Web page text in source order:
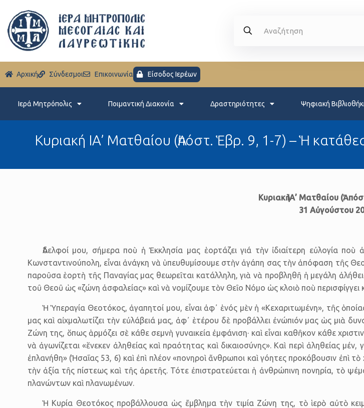
Aρχική Σύνδεσμοι Eπικοινωνία Είσοδος Ιερέων
Ιερά Μητρόπολις Ποιμαντική Διακονία Δραστηριότητες Ψηφιακή
Κυριακή ΙΑ’ Ματθαίου (Ἀπόστ. Ἑβρ. 9, 1-7) – Ἡ
Κυριακὴ ΙΑ’ Ματθαίου
31 Αὐγούστου
Ἀδελφοί μου, σήμερα ποὺ ἡ Ἐκκλησία μας ἑορτάζει γιά τὴν ἰδιαίτερη εὐλογία
Κωνσταντινούπολη, εἶναι ἀνάγκη νὰ ὑπευθυμίσουμε στὴν ἀγάπη σας τὴν ἀπόφαση τῆς
παροῦσα ἑορτὴ τῆς Παναγίας μας θεωρεῖται κατάλληλη, γιὰ νὰ προβληθῆ ἡ μεγάλη
τοῦ Θεοῦ ὡς «ζώνη ἀσφαλείας» καὶ νὰ νομίζουμε τὸν Θεῖο Νόμο ὡς κλοιὸ ποὺ περισφίγγει
Ἡ Ὑπεραγία Θεοτόκος, ἀγαπητοί μου, εἶναι ἀφ᾿ ἑνός μὲν ἡ «Κεχαριτωμένη», τῆς
μας καὶ αἰχμαλωτίζει τὴν εὐλάβειά μας, ἀφ᾿ ἑτέρου δὲ προβάλλει ἐνώπιόν μας ὡς μιὰ
Ζώνη της, ὅπως ἁρμόζει σὲ κάθε σεμνὴ γυναικεία ἐμφάνιση· καὶ εἶναι καθῆκον κάθε
νὰ ἀγωνίζεται «ἕνεκεν ἀληθείας καὶ πραότητας καὶ δικαιοσύνης». Καὶ περὶ ἀληθείας
ἐπλανήθη» (Ἠσαΐας 53, 6) καὶ ἐπὶ πλέον «πονηροὶ ἄνθρωποι καὶ γόητες προκόβουσιν ἐπὶ
τὴν ἀξία τῆς πίστεως καὶ τῆς ἀρετῆς. Τότε ἐπιστρατεύεται ἡ ἀνθρώπινη πονηρία, τὸ
πλανώντων καὶ πλανωμένων.
Ἡ Κυρία Θεοτόκος προβάλλουσα ὡς ἔμβλημα τὴν τιμία Ζώνη της, τὸ ἱερὸ αὐτὸ